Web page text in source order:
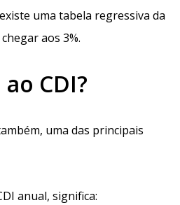
uma tabela regressiva da
aos 3%.
CDI?
uma das principais
anual, significa: